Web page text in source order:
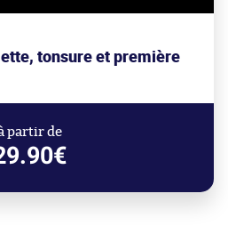
tonsure et première
partir de